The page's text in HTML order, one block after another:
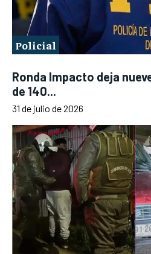
Policial
Ronda Impacto deja
de 140...
31 de julio de 2026